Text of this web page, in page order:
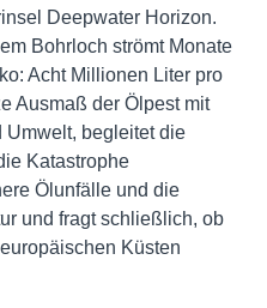
Deepwater Horizon.
Bohrloch strömt Monate
Acht Millionen Liter pro
Ausmaß der Ölpest mit
Umwelt, begleitet die
Katastrophe
Ölunfälle und die
und fragt schließlich, ob
Küsten